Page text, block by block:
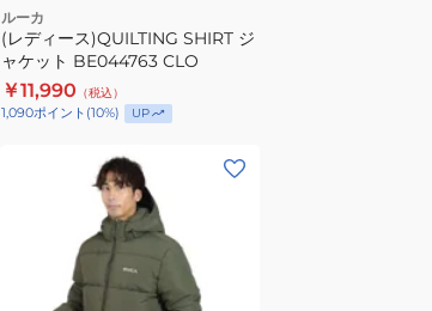
ト
BE044763
CLO
ルーカ
(レディース)QUILTING SHIRT ジ
ャケット BE044763 CLO
￥11,990 （税込）
1,090ポイント (10%) UP